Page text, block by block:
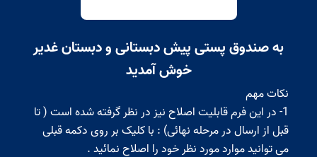
به صندوق پستی پیش دبستانی و دبستان غدیر
خوش آمدید
1- در این فرم قابلیت اصلاح نیز در نظر گرفته شده است ( تا
قبل از ارسال در مرحله نهائی) : با کلیک بر روی دکمه قبلی